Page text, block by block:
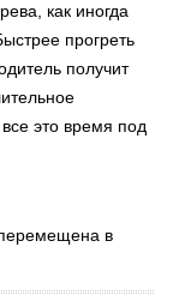
как иногда
прогреть
получит
это время под
в